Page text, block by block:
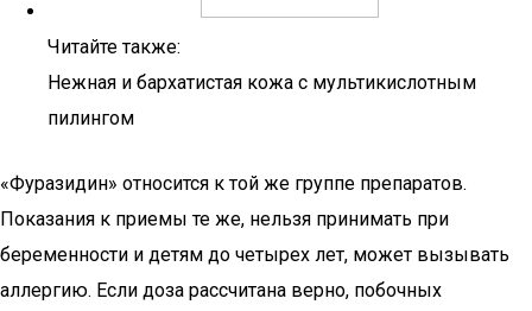
Читайте также:
Нежная и бархатистая кожа с мультикислотным
пилингом
«Фуразидин» относится к той же группе препаратов.
Показания к приемы те же, нельзя принимать при
беременности и детям до четырех лет, может вызывать
аллергию. Если доза рассчитана верно, побочных